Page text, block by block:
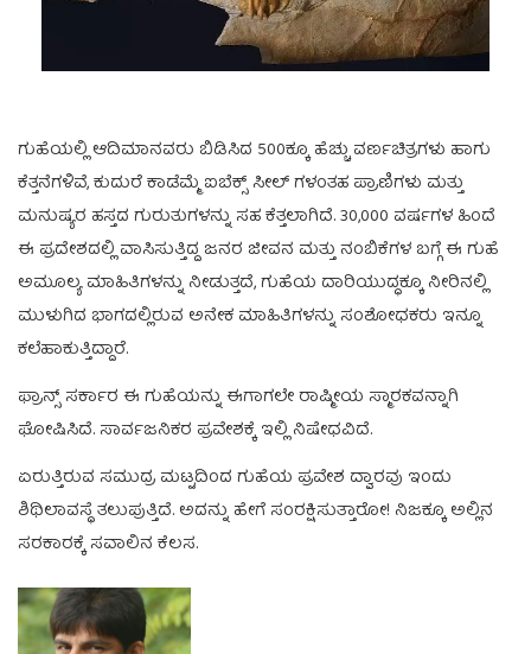
ಗುಹೆಯಲ್ಲಿ ಆದಿಮಾನವರು ಬಿಡಿಸಿದ 500ಕ್ಕೂ ಹೆಚ್ಚು ವರ್ಣಚಿತ್ರಗಳು ಹಾಗು
ಕೆತ್ತನೆಗಳಿವೆ, ಕುದುರೆ ಕಾಡೆಮ್ಮೆ ಐಬೆಕ್ಸ್ ಸೀಲ್ ಗಳಂತಹ ಪ್ರಾಣಿಗಳು ಮತ್ತು
ಮನುಷ್ಯರ ಹಸ್ತದ ಗುರುತುಗಳನ್ನು ಸಹ ಕೆತ್ತಲಾಗಿದೆ. 30,000 ವರ್ಷಗಳ ಹಿಂದೆ
ಈ ಪ್ರದೇಶದಲ್ಲಿ ವಾಸಿಸುತ್ತಿದ್ದ ಜನರ ಜೀವನ ಮತ್ತು ನಂಬಿಕೆಗಳ ಬಗ್ಗೆ ಈ ಗುಹೆ
ಅಮೂಲ್ಯ ಮಾಹಿತಿಗಳನ್ನು ನೀಡುತ್ತದೆ, ಗುಹೆಯ ದಾರಿಯುದ್ಧಕ್ಕೂ ನೀರಿನಲ್ಲಿ
ಮುಳುಗಿದ ಭಾಗದಲ್ಲಿರುವ ಅನೇಕ ಮಾಹಿತಿಗಳನ್ನು ಸಂಶೋಧಕರು ಇನ್ನೂ
ಕಲೆಹಾಕುತ್ತಿದ್ದಾರೆ.
ಫ್ರಾನ್ಸ್ ಸರ್ಕಾರ ಈ ಗುಹೆಯನ್ನು ಈಗಾಗಲೇ ರಾಷ್ಮೀಯ ಸ್ಮಾರಕವನ್ನಾಗಿ
ಘೋಷಿಸಿದೆ. ಸಾರ್ವಜನಿಕರ ಪ್ರವೇಶಕ್ಕೆ ಇಲ್ಲಿ ನಿಷೇಧವಿದೆ.
ಏರುತ್ತಿರುವ ಸಮುದ್ರ ಮಟ್ಟದಿಂದ ಗುಹೆಯ ಪ್ರವೇಶ ದ್ವಾರವು ಇಂದು
ಶಿಥಿಲಾವಸ್ಥೆ ತಲುಪುತ್ತಿದೆ. ಅದನ್ನು ಹೇಗೆ ಸಂರಕ್ಷಿಸುತ್ತಾರೋ! ನಿಜಕ್ಕೂ ಅಲ್ಲಿನ
ಸರಕಾರಕ್ಕೆ ಸವಾಲಿನ ಕೆಲಸ.